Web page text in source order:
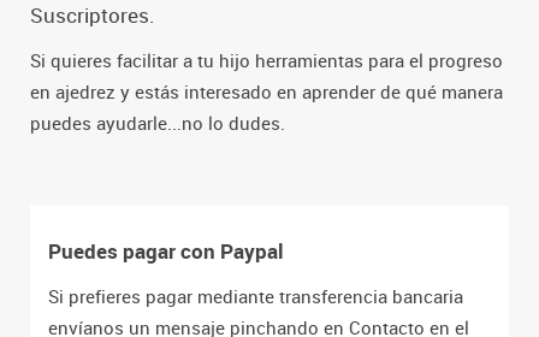
Suscriptores.
Si quieres facilitar a tu hijo herramientas para el progreso
en ajedrez y estás interesado en aprender de qué manera
puedes ayudarle...no lo dudes.
Puedes pagar con Paypal
Si prefieres pagar mediante transferencia bancaria
envíanos un mensaje pinchando en Contacto en el